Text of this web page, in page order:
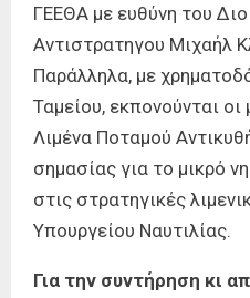
ΓΕΕΘΑ με ευθύνη του
Αντιστρατηγου Μιχαήλ
Παράλληλα, με
Ταμείου, εκπονούνται
Λιμένα Ποταμού
σημασίας για το μικρό
στις στρατηγικές
Υπουργείου Ναυτιλίας.
Για την συντήρηση κι